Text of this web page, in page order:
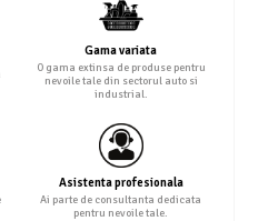
Gama variata
O gama extinsa de produse pentru
nevoile tale din sectorul auto si
industrial.
Asistenta profesionala
Ai parte de consultanta dedicata
pentru nevoile tale.